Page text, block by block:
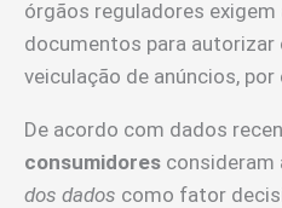
órgãos reguladores
documentos para autorizar
veiculação de anúncios, por
De acordo com dados
consumidores consideram
dos dados como fator